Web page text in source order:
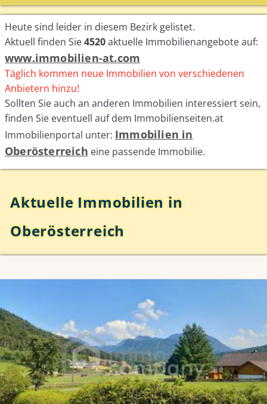
Heute sind leider in diesem Bezirk gelistet.
Aktuell finden Sie4520aktuelle Immobilienangebote auf:
www.immobilien-at.com
Täglich kommen neue Immobilien von verschiedenen
Anbietern hinzu!
Sollten Sie auch an anderen Immobilien interessiert sein,
finden Sie eventuell auf dem Immobilienseiten.at
Immobilienportal unter: Immobilien in
Oberösterreich eine passende Immobilie.
Aktuelle Immobilien in
Oberösterreich